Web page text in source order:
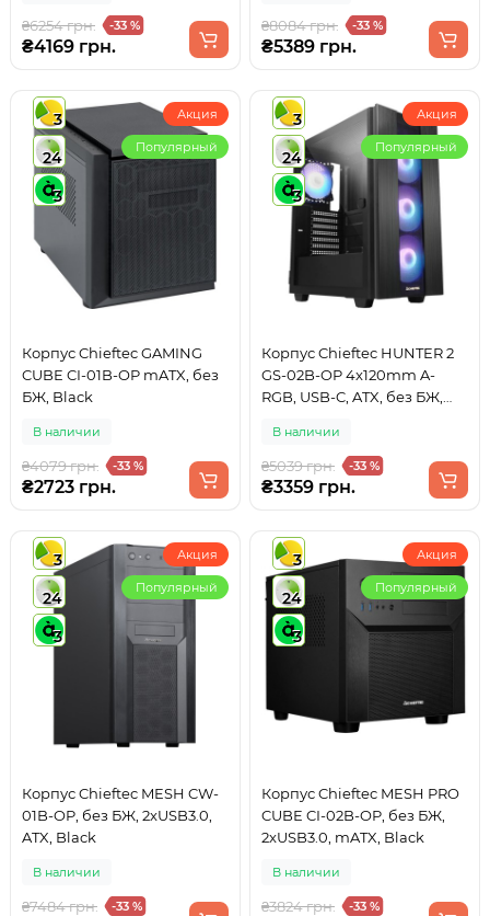
₴6254 грн. -33 %
₴4169 грн.
₴8084 грн. -33 %
₴5389 грн.
3
24
3
Акция
Популярный
Корпус Chieftec GAMING
CUBE CI-01B-OP mATX, без
БЖ, Black
В наличии
₴4079 грн. -33 %
₴2723 грн.
3
24
3
Акция
Популярный
Корпус Chieftec HUNTER 2
GS-02B-OP 4x120mm A-
RGB, USB-C, ATX, без БЖ,
В наличии
₴5039 грн. -33 %
₴3359 грн.
3
24
3
Акция
Популярный
Корпус Chieftec MESH CW-
01B-OP, без БЖ, 2xUSB3.0,
ATX, Black
В наличии
₴7484 грн. -33 %
3
24
3
Акция
Популярный
Корпус Chieftec MESH PRO
CUBE CI-02B-OP, без БЖ,
2xUSB3.0, mATX, Black
В наличии
₴3824 грн. -33 %